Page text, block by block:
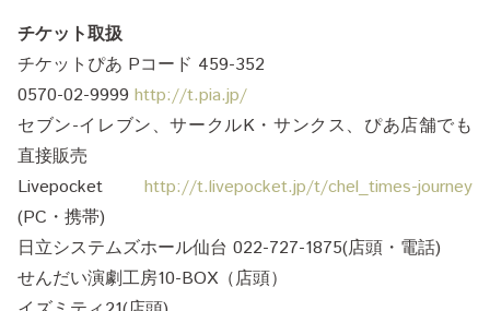
チケット取扱
チケットぴあ Pコード 459-352
0570-02-9999 http://t.pia.jp/
セブン-イレブン、サークルK・サンクス、ぴあ店舗でも
直接販売
Livepocket http://t.livepocket.jp/t/chel_times-journey
(PC・携帯)
日立システムズホール仙台 022-727-1875(店頭・電話)
せんだい演劇工房10-BOX（店頭）